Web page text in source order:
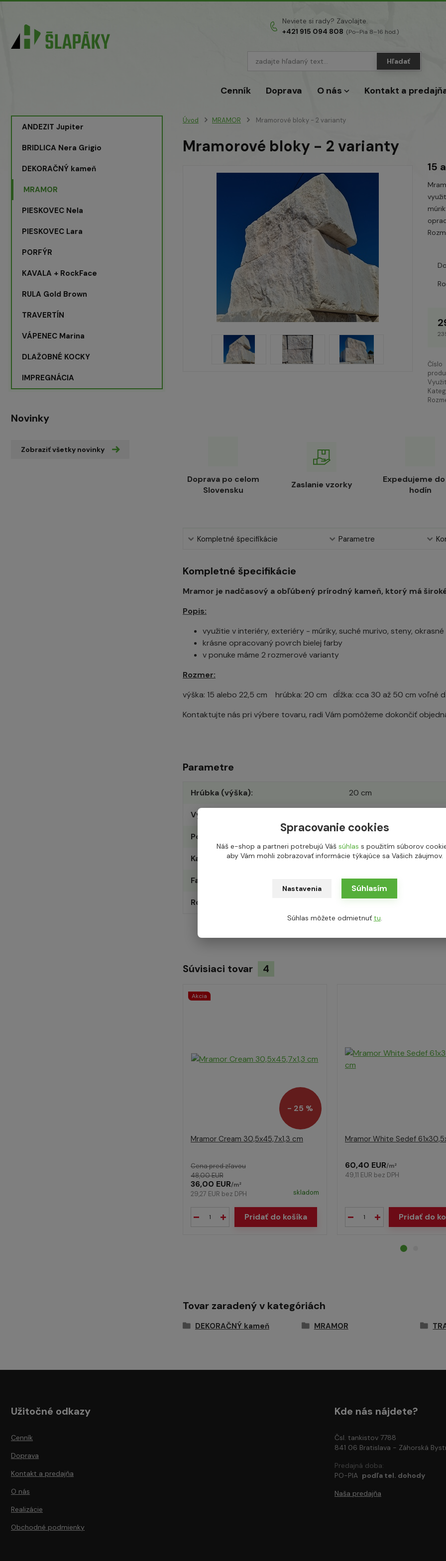
Cenník Doprava O nás Kontakt a
Hľadať
Neviete si rady? Zavolajte.
+421 915 094 808 (Po–Pia 8–16 hod.)
ANDEZIT Jupiter
BRIDLICA Nera Grigio
DEKORAČNÝ kameň
MRAMOR
PIESKOVEC Nela
PIESKOVEC Lara
PORFÝR
KAVALA + RockFace
RULA Gold Brown
TRAVERTÍN
VÁPENEC Marina
DLAŽOBNÉ KOCKY
IMPREGNÁCIA
Novinky
Zobraziť všetky novinky
Úvod MRAMOR Mramorové bloky - 2 varianty
Mramorové bloky - 2 varianty
15
Číslo
Doprava po celom
Slovensku
Zaslanie vzorky
Expedujeme
hodín
Kompletné špecifikácie Parametre
Kompletné špecifikácie
Mramor je nadčasový a obľúbený prírodný kameň, ktorý má
Popis:
využitie v interiéry, exteriéry - múriky, suché murivo, steny, okrasné
krásne opracovaný povrch bielej farby
v ponuke máme 2 rozmerové varianty
Rozmer:
výška: 15 alebo 22,5 cm hrúbka: 20 cm dĺžka: cca 30 až 50 cm voľné
Kontaktujte nás pri výbere tovaru, radi Vám pomôžeme dokončiť
Parametre
Hrúbka (výška) 20 cm
Využitie
Povrch
Kategória bloky, múrik
Farba biela
Rozmery
Súvisiaci tovar 4
Akcia
- 25 %
Mramor Cream 30,5x45,7x1,3 cm
Cena pred zľavou
48,00 EUR
36,00 EUR/m²
29,27 EUR bez DPH skladom
Pridať do košíka
Mramor White Sedef
60,40 EUR/m²
49,11 EUR bez DPH
Pridať do
Tovar zaradený v kategóriách
DEKORAČNÝ kameň MRAMOR
Užitočné odkazy
Cenník
Doprava
Kontakt a predajňa
O nás
Realizácie
Obchodné podmienky
Kde nás nájdete?
Čsl. tankistov 7788
841 06 Bratislava - Záhorská
Predajná doba:
PO-PIA podľa tel. dohody
Naša predajňa
Spracovanie cookies
Náš e-shop a partneri potrebujú Váš súhlas s použitím súborov
aby Vám mohli zobrazovať informácie týkajúce sa Vašich záujmov.
Nastavenia Súhlasím
Súhlas môžete odmietnuť tu.